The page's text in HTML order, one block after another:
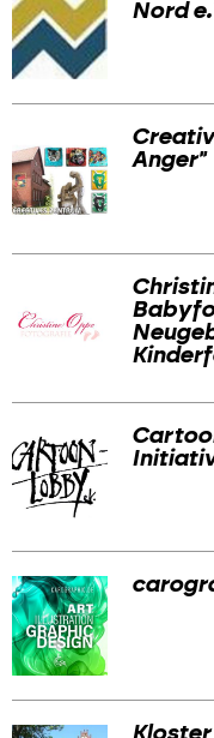
Nord
Anger"